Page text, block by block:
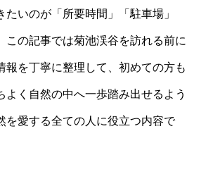
いのが「所要時間」「駐車場」
この記事では菊池渓谷を訪れる前に
報を丁寧に整理して、初めての方も
よく自然の中へ一歩踏み出せるよう
を愛する全ての人に役立つ内容で